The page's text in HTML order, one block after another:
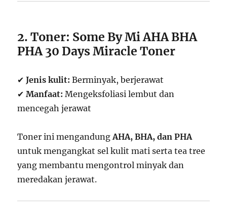
2. Toner: Some By Mi AHA BHA
PHA 30 Days Miracle Toner
✔Jenis kulit: Berminyak, berjerawat
✔Manfaat: Mengeksfoliasi lembut dan
mencegah jerawat
Toner ini mengandungAHA, BHA, dan PHA
untuk mengangkat sel kulit mati serta tea tree
yang membantu mengontrol minyak dan
meredakan jerawat.